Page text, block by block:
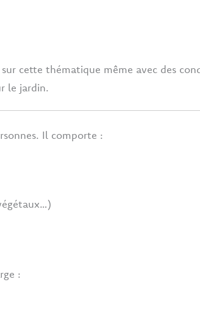
cette thématique même avec des
le jardin.
Il comporte :
: